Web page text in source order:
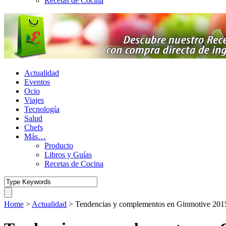
Actualidad
Eventos
Ocio
Viajes
Tecnología
Salud
Chefs
Más…
Producto
Libros y Guías
Recetas de Cocina
Home > Actualidad > Tendencias y complementos en Ginmotive